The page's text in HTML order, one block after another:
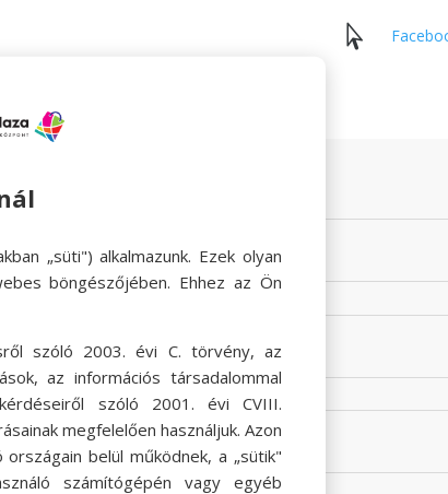

„süti") alkalmazunk. Ezek olyan
böngészőjében. Ehhez az Ön
szóló 2003. évi C. törvény, az
az információs társadalommal
szóló 2001. évi CVIII.
megfelelően használjuk. Azon
belül működnek, a „sütik"
számítógépén vagy egyéb